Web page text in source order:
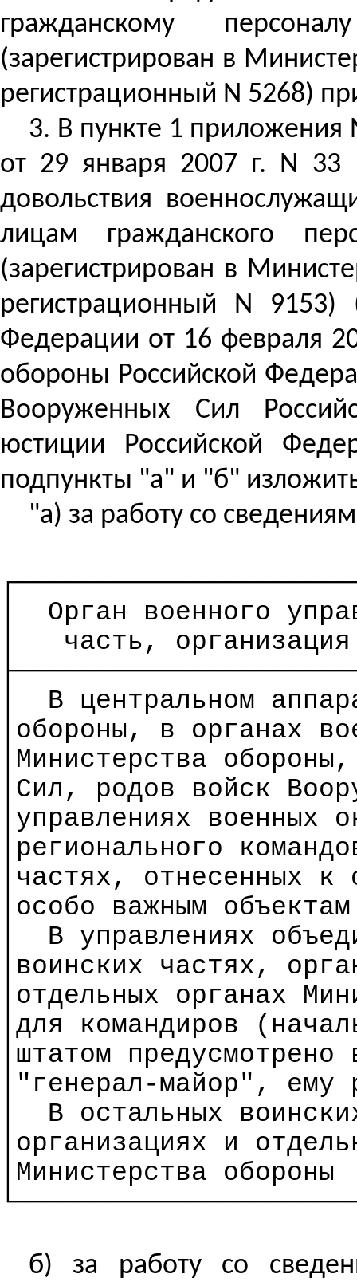
гражданскому
(зарегистрирован в
регистрационный N 5268)
3. В пункте 1 приложения
от 29 января 2007 г. N
довольствия
лицам гражданского
(зарегистрирован в
регистрационный N
Федерации от 16 февраля
обороны Российской
Вооруженных Сил
юстиции Российской
подпункты "а" и "б"
"а) за работу со
Орган военного
часть,
В центральном
│обороны, в органах
│Министерства
│Сил, родов войск
управлениях военных
│регионального
│частях, отнесенных к
│особо важным объектам
В управлениях
│воинских частях,
│отдельных органах
│для командиров
│штатом
│"генерал-майор", ему
В остальных
организациях и
│Министерства обороны
б) за работу со